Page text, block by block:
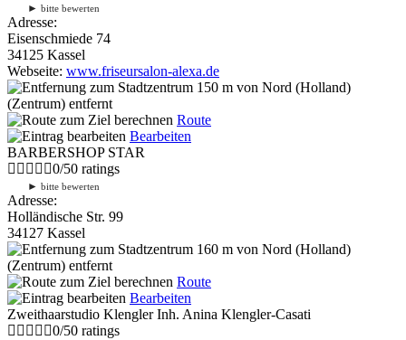
► bitte bewerten
Adresse:
Eisenschmiede 74
34125 Kassel
Webseite: www.friseursalon-alexa.de
150 m von Nord (Holland)
(Zentrum) entfernt
Route
Bearbeiten
BARBERSHOP STAR
0/50 ratings
► bitte bewerten
Adresse:
Holländische Str. 99
34127 Kassel
160 m von Nord (Holland)
(Zentrum) entfernt
Route
Bearbeiten
Zweithaarstudio Klengler Inh. Anina Klengler-Casati
0/50 ratings